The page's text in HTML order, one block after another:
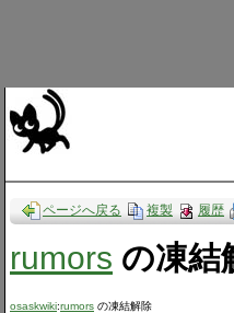
ページへ戻る 複製 履歴
rumors の凍結
osaskwiki:rumors の凍結解除